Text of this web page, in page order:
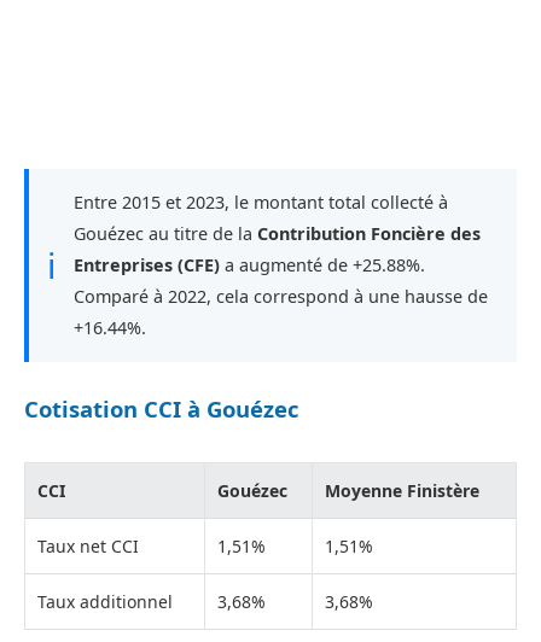
ℹ
Entre 2015 et 2023, le montant total collecté à
Gouézec au titre de la Contribution Foncière des
Entreprises (CFE) a augmenté de +25.88%.
Comparé à 2022, cela correspond à une hausse de
+16.44%.
Cotisation CCI à Gouézec
CCI Gouézec Moyenne Finistère
Taux net CCI 1,51% 1,51%
Taux additionnel 3,68% 3,68%